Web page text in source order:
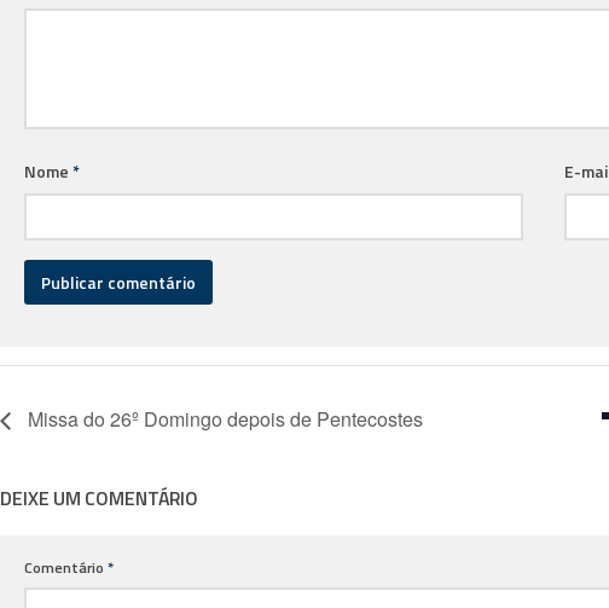
Nome* E-
Missa do 26º Domingo depois de Pentecostes
DEIXE UM COMENTÁRIO
Comentário *